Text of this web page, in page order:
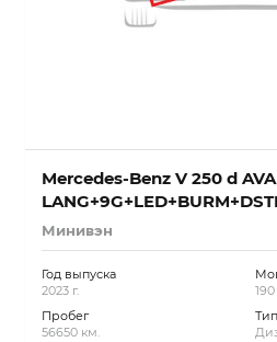
Mercedes-Benz V 250 d
Минивэн
Год выпуска
2023 г.
Пробег
56650 км.
190